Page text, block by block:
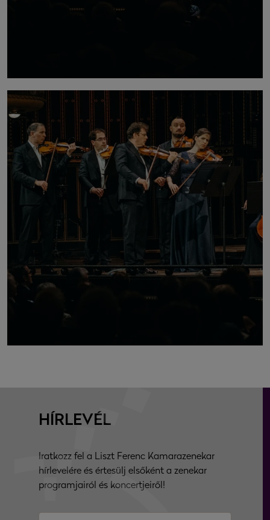
HÍRLEVÉL
Iratkozz fel a Liszt Ferenc Kamarazenekar
hírlevelére és értesülj elsőként a zenekar
programjairól és koncertjeiről!